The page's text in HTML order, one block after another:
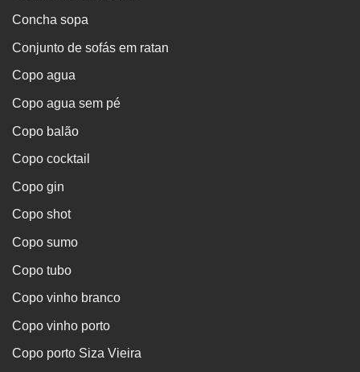
Concha sopa
Conjunto de sofás em ratan
Copo agua
Copo agua sem pé
Copo balão
Copo cocktail
Copo gin
Copo shot
Copo sumo
Copo tubo
Copo vinho branco
Copo vinho porto
Copo porto Siza Vieira